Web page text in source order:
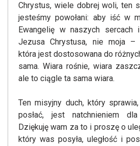
Chrystus, wiele dobrej woli, ten
jesteśmy powołani: aby iść w
Ewangelię w naszych sercach
Jezusa Chrystusa, nie moja –
która jest dostosowana do
sama. Wiara rośnie, wiara
ale to ciągle ta sama wiara.
Ten misyjny duch, który
posłać, jest natchnieniem
Dziękuję wam za to i proszę o
który was posyła, uległość i